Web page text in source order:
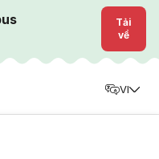
Tải
về
VI